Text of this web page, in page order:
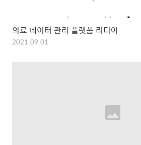
의료 데이터 관리 플랫폼 리디아
2021.09.01